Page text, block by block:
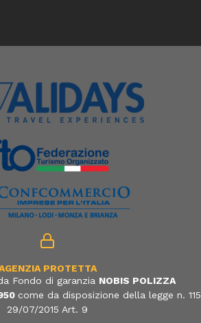
PROTETTA
Fondo di garanzia NOBIS POLIZZA
come da disposizione della legge n. 115
29/07/2015 Art. 9